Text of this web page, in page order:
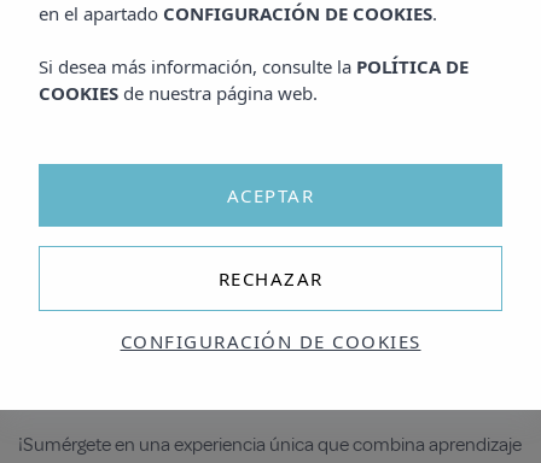
¡Sumérgete en una experiencia única que combina aprendizaje
en el apartado CONFIGURACIÓN DE COOKIES.
Si desea más información, consulte la POLÍTICA DE
COOKIES de nuestra página web.
CONFIGURACIÓN DE COOKIES
RECHAZAR
ACEPTAR